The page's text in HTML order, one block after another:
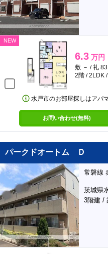
NEW
6.3 万円
敷 － / 礼
2階 / 2LDK
水戸市のお部屋探しはアパ
お問い合わせ(無料)
パークドオートム Ｄ
常磐線
茨城県
3階建 /